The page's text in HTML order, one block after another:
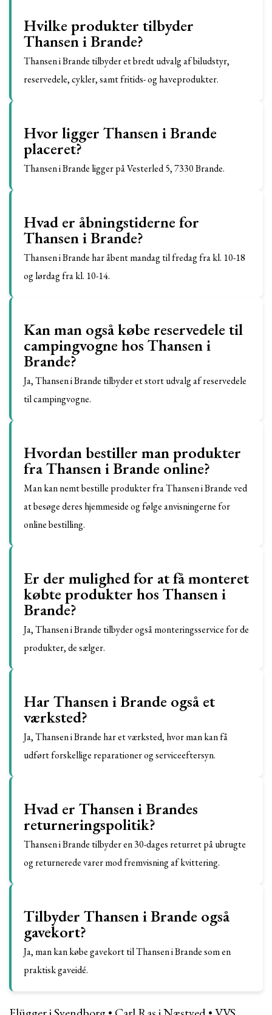
Hvilke produkter tilbyder
Thansen i Brande?
Thansen i Brande tilbyder et bredt udvalg af biludstyr,
reservedele, cykler, samt fritids- og haveprodukter.
Hvor ligger Thansen i Brande
placeret?
Thansen i Brande ligger på Vesterled 5, 7330 Brande.
Hvad er åbningstiderne for
Thansen i Brande?
Thansen i Brande har åbent mandag til fredag fra kl. 10-18
og lørdag fra kl. 10-14.
Kan man også købe reservedele til
campingvogne hos Thansen i
Brande?
Ja, Thansen i Brande tilbyder et stort udvalg af reservedele
til campingvogne.
Hvordan bestiller man produkter
fra Thansen i Brande online?
Man kan nemt bestille produkter fra Thansen i Brande ved
at besøge deres hjemmeside og følge anvisningerne for
online bestilling.
Er der mulighed for at få monteret
købte produkter hos Thansen i
Brande?
Ja, Thansen i Brande tilbyder også monteringsservice for de
produkter, de sælger.
Har Thansen i Brande også et
værksted?
Ja, Thansen i Brande har et værksted, hvor man kan få
udført forskellige reparationer og serviceeftersyn.
Hvad er Thansen i Brandes
returneringspolitik?
Thansen i Brande tilbyder en 30-dages returret på ubrugte
og returnerede varer mod fremvisning af kvittering.
Tilbyder Thansen i Brande også
gavekort?
Ja, man kan købe gavekort til Thansen i Brande som en
praktisk gaveidé.